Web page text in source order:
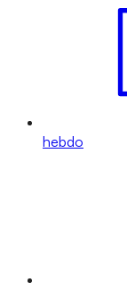
hebdo